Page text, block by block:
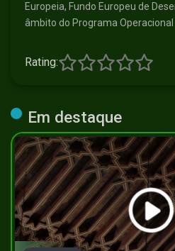
Europeia, Fundo Europeu de
âmbito do Programa
Rating:
Em destaque